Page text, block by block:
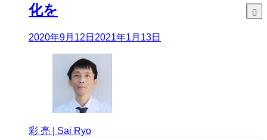
化を
2020年9月12日 2021年1月13日
彩 亮 | Sai Ryo